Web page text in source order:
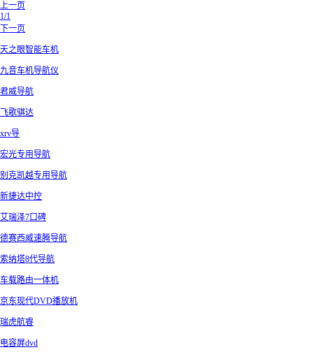
上一页
1/1
下一页
天之眼智能车机
九音车机导航仪
君威导航
飞歌骐达
xrv导
宏光专用导航
别克凯越专用导航
新捷达中控
艾瑞泽7口碑
德赛西威速腾导航
索纳塔8代导航
车载路由一体机
京东现代DVD播放机
瑞虎航睿
电容屏dvd